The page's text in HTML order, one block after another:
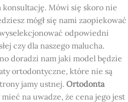
Mówi się skoro nie
mógł się nami zaopiekować
odpowiedni
czy dla naszego malucha.
doradzi nam jaki model będzie
ortodontyczne, które nie są
jamy ustnej. Ortodonta
na uwadze, że cena jego jest